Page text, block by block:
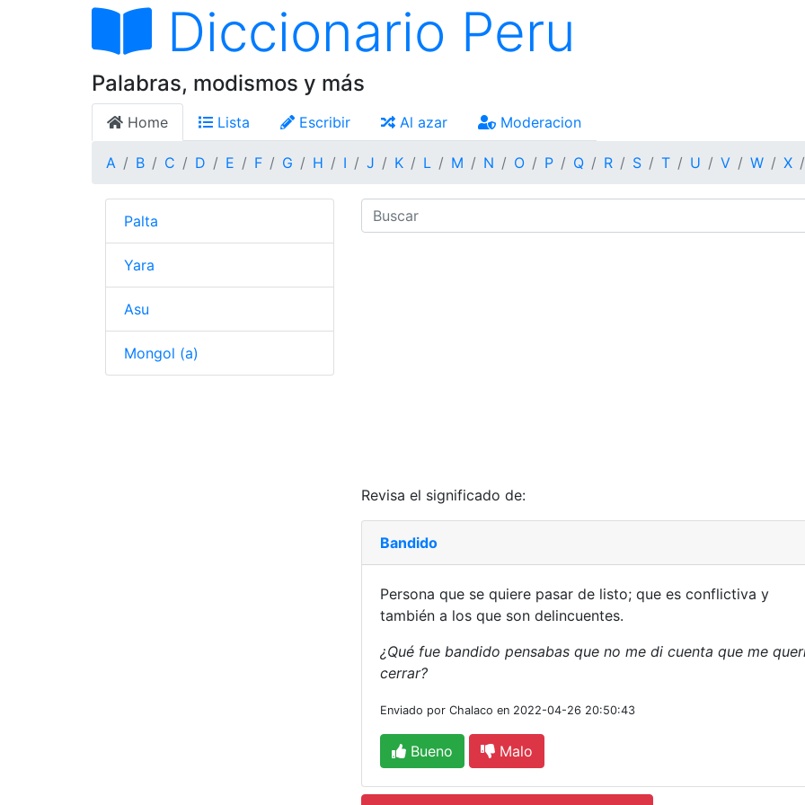
Diccionario Peru
Palabras, modismos y más
Home Lista Escribir Al azar Moderacion
A B C D E F G H I J K L M N O P Q R S T U V W X
Revisa el significado de:
Bandido
Persona que se quiere pasar de listo; que es conflictiva y
también a los que son delincuentes.
¿Qué fue bandido pensabas que no me di cuenta que me
cerrar?
Enviado por Chalaco en 2022-04-26 20:50:43
Bueno Malo
Palta
Yara
Asu
Mongol (a)